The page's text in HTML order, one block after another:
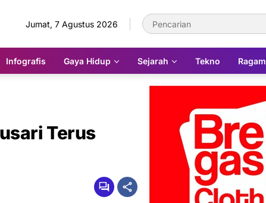
Jumat, 7 Agustus 2026
Infografis Gaya Hidup Sejarah Tekno Ragam
Terus